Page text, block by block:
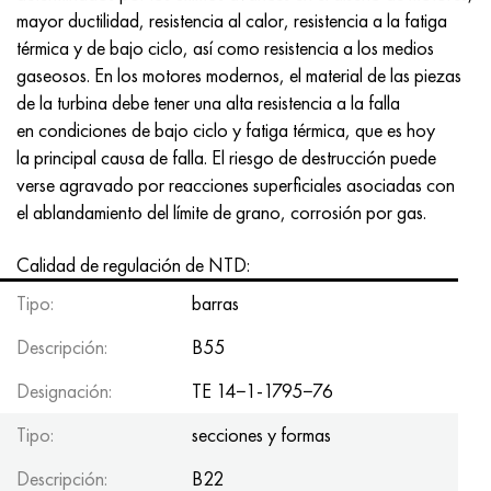
mayor ductilidad, resistencia al calor, resistencia a la fatiga
térmica y de bajo ciclo, así como resistencia a los medios
gaseosos. En los motores modernos, el material de las piezas
de la turbina debe tener una alta resistencia a la falla
en condiciones de bajo ciclo y fatiga térmica, que es hoy
la principal causa de falla. El riesgo de destrucción puede
verse agravado por reacciones superficiales asociadas con
el ablandamiento del límite de grano, corrosión por gas.
Calidad de regulación de NTD:
Tipo:
barras
Descripción:
B55
Designación:
TE 14−1-1795−76
Tipo:
secciones y formas
Descripción:
B22
Incotherm
incotest
Jette M152
Cobalto 6B
maraging 250
René 41
Maraging 300
Maraging 350
MP35N
47ND
47НХР
49KF
49K2F, 49K2FA-VI
Aleación 50N
Aleación 50NP
50NHS
Aleación 52N
52K12F
HN62VMYUT
HN62MVKYU
HN63MB
XN65VM
KhN65VMTYu
KhN67MVTYu
KhN68VKTYU
KhN68VMTYUK-vd
KhN70VMTYu
VT-35
PT-1M
PT-3V
PT-7M
2B
SPT-2 sv
A LAS 3
3M
TL3
1.4466 - AISI 310MoLn
Aleación Al6xn
15-7Ph® - 1.4532
PH 13-8 meses - 1.4534
1.4542 - 17-4Ph®
Custom 455® - 1.4543 - uns s45500
1.4545 - 15-5Ph®
1.4548 - 17-4Ph®
1.4550 - AISI 347
10X17H13M3T
10X18N18Yu4D
11X11N2V2MF
12Х18Н9Т
13X11N2V2MF
15x11mf
15х12vnmf
15Х12Н2MVFAB
15X16K5N2MVFAB
2,0872, CuNi10Fe1Mn, Cw352h
Bronce aluminio silicio
CW301G, C64200
bronce de silicio
C65500, CuAl11Fe3
C65620, CuSi3Fe2Zn3
C65100, CuSi1.5
Bronce estaño-plomo
c92200, CuSn6Zn4Pb2
latón rojo
C84400, CuSn2ZnPb
C83600, CuSn5ZnPb
45G2, 45g2, AISI 1144
Aleación de acero estructural
10g2, 10g2, AISI 1513
12X2H4A, 15NiCr13, 1.5752
AC14, 11SMnPb30
20G, 20mn5
20XH3A, AISI 4320, 20hn3a
20HM, 24CrMo5, 20hm
25KhGM, 20CrMo5, 1.7264
Р6М5, 1.3343, hs6-5-2, sw7m
Р6М5К5, 1.3243, hs6-5-2-5
R6M5F3, 1.3344, hs6-5-3
9М4К8,1.3207
R12F3, 1.3318, sw12
P18, 1,3355, hs18-0-1, sw18
Acero carbono
10,1.1645, C105W1
11G12, 110G13L, X120Mn12